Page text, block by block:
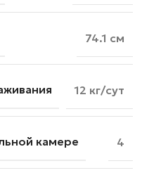
74.1 см
12 кг/сут
камере 4